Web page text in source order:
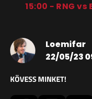
15:00 - RNG vs
Loemifar
22/05/23
KÖVESS MINKET!